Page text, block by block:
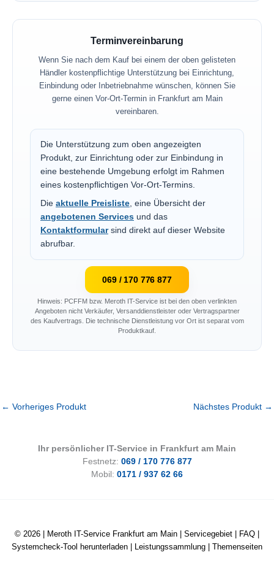
Terminvereinbarung
Wenn Sie nach dem Kauf bei einem der oben gelisteten
Händler kostenpflichtige Unterstützung bei Einrichtung,
Einbindung oder Inbetriebnahme wünschen, können Sie
gerne einen Vor-Ort-Termin in Frankfurt am Main
vereinbaren.
Die Unterstützung zum oben angezeigten
Produkt, zur Einrichtung oder zur Einbindung in
eine bestehende Umgebung erfolgt im Rahmen
eines kostenpflichtigen Vor-Ort-Termins.
Die aktuelle Preisliste, eine Übersicht der
angebotenen Services und das
Kontaktformularsind direkt auf dieser Website
abrufbar.
069 / 170 776 877
Hinweis: PCFFM bzw. Meroth IT-Service ist bei den oben verlinkten
Angeboten nicht Verkäufer, Versanddienstleister oder Vertragspartner
des Kaufvertrags. Die technische Dienstleistung vor Ort ist separat vom
Produktkauf.
← Vorheriges Produkt Nächstes Produkt →
Ihr persönlicher IT-Service in Frankfurt am Main
Festnetz: 069 / 170 776 877
Mobil: 0171 / 937 62 66
© 2026 | Meroth IT-Service Frankfurt am Main Servicegebiet FAQ
Systemcheck-Tool herunterladen
Leistungssammlung Themenseiten